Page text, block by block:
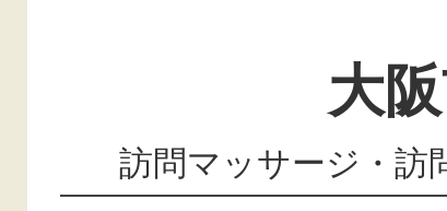
大
訪問マッサージ・訪